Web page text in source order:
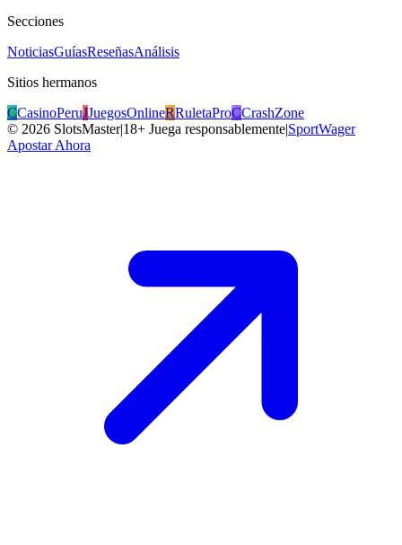
Secciones
NoticiasGuíasReseñasAnálisis
Sitios hermanos
CCasinoPeruJJuegosOnlineRRuletaProCCrashZone
© 2026 SlotsMaster|18+ Juega responsablemente|SportWager
Apostar Ahora